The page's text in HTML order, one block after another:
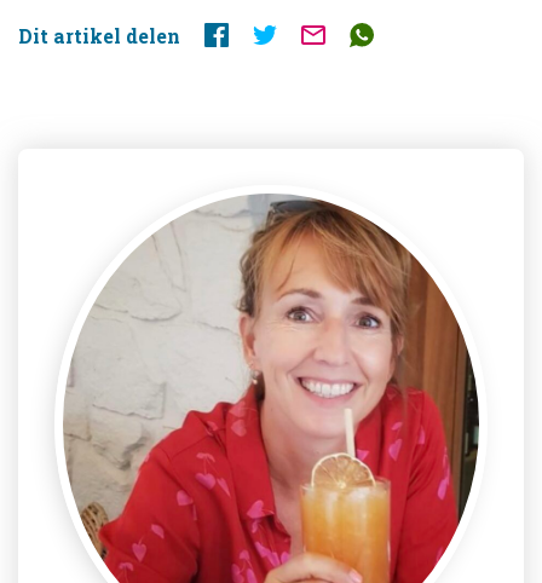
Dit artikel delen